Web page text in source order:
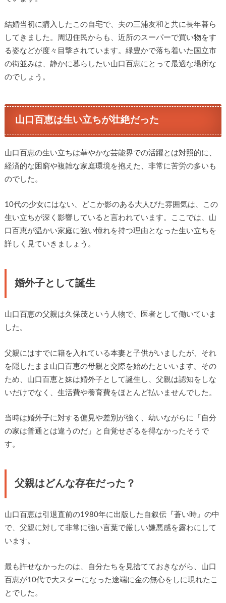
結婚当初に購入したこの自宅で、夫の三浦友和と共に長年暮ら
してきました。周辺住民からも、近所のスーパーで買い物をす
る姿などが度々目撃されています。緑豊かで落ち着いた国立市
の街並みは、静かに暮らしたい山口百恵にとって最適な場所な
のでしょう。
山口百恵は生い立ちが壮絶だった
山口百恵の生い立ちは華やかな芸能界での活躍とは対照的に、
経済的な困窮や複雑な家庭環境を抱えた、非常に苦労の多いも
のでした。
10代の少女にはない、どこか影のある大人びた雰囲気は、この
生い立ちが深く影響していると言われています。ここでは、山
口百恵が温かい家庭に強い憧れを持つ理由となった生い立ちを
詳しく見ていきましょう。
婚外子として誕生
山口百恵の父親は久保茂という人物で、医者として働いていま
した。
父親にはすでに籍を入れている本妻と子供がいましたが、それ
を隠したまま山口百恵の母親と交際を始めたといいます。その
ため、山口百恵と妹は婚外子として誕生し、父親は認知をしな
いだけでなく、生活費や養育費をほとんど払いませんでした。
当時は婚外子に対する偏見や差別が強く、幼いながらに「自分
の家は普通とは違うのだ」と自覚せざるを得なかったそうで
す。
父親はどんな存在だった？
山口百恵は引退直前の1980年に出版した自叙伝『蒼い時』の中
で、父親に対して非常に強い言葉で厳しい嫌悪感を露わにして
います。
最も許せなかったのは、自分たちを見捨てておきながら、山口
百恵が10代で大スターになった途端に金の無心をしに現れたこ
とでした。